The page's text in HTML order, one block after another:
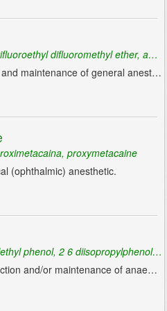
beta-lactam
aminoglycosid
nitroimidazol
lincosamid
quinolon
sulfamid
nitrofuran
1 chloro 2 2 2 trifluoroethyl difluoromethyl ether, aerrane, ethane
maintenance of general anesthesia.
proxymetacaine
(ophthalmic) anesthetic.
2 6 bis 1 methylethyl phenol, 2 6 diisopropylphenol, diprivan
of anaesthesia and for management of refractory status epilepticus.